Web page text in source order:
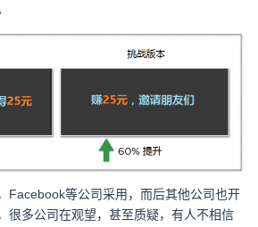
Facebook等公司采用，而后其他公司也开
很多公司在观望，甚至质疑，有人不相信